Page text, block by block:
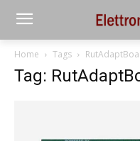
Home Tags
Tag: